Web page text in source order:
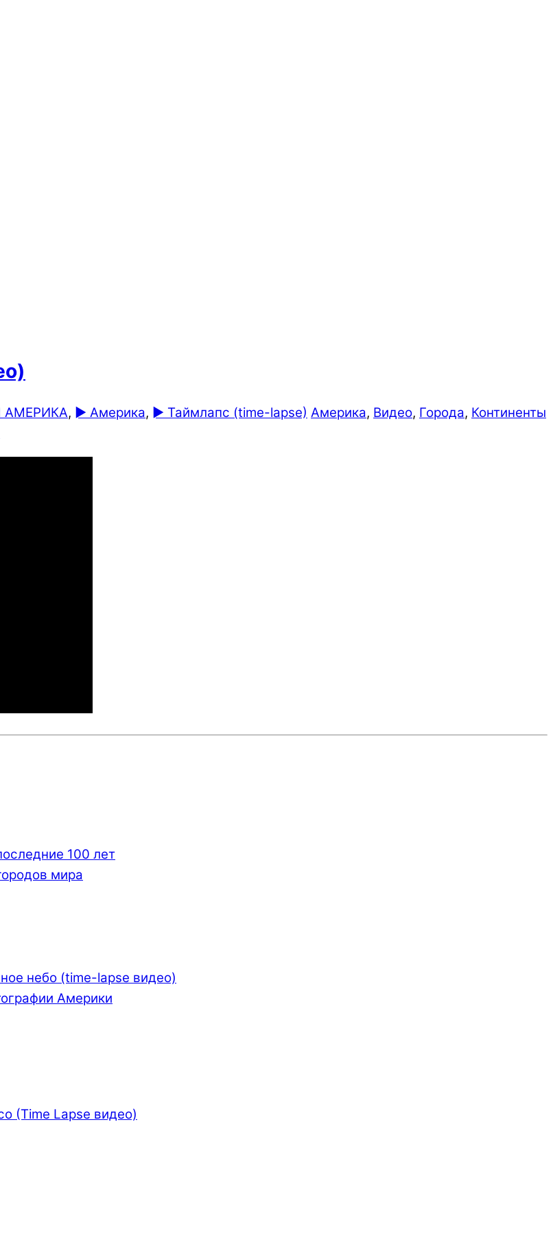
АМЕРИКА, ► Америка, ► Таймлапс (time-lapse) Америка, Видео, Города, Континенты
100 лет
мира
небо (time-lapse видео)
Америки
(Time Lapse видео)